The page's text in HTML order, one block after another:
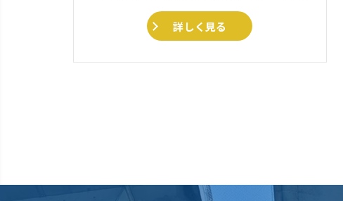
詳しく見る